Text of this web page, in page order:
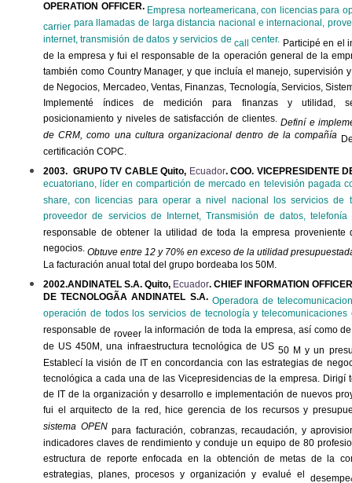
OPERATION OFFICER. Empresa norteamericana, con licencias para
carrier para llamadas de larga distancia nacional e internacional,
internet, transmisión de datos y servicios de call center. Participé en el
de la empresa y fui el responsable de la operación general de la
también como Country Manager, y que incluía el manejo, supervisión
de Negocios, Mercadeo, Ventas, Finanzas, Tecnología, Servicios,
Implementé índices de medición para finanzas y utilidad,
posicionamiento y niveles de satisfacción de clientes.Definí e
de CRM, como una cultura organizacional dentro de la compañía
certificación COPC.
2003. GRUPO TV CABLE Quito, Ecuador. COO. VICEPRESIDENTE
ecuatoriano, líder en compartición de mercado en televisión pagada
share, con licencias para operar a nivel nacional los servicios de
proveedor de servicios de Internet, Transmisión de datos,
responsable de obtener la utilidad de toda la empresa proveniente
negocios. Obtuve entre 12 y 70% en exceso de la utilidad
La facturación anual total del grupo bordeaba los 50M.
2002.ANDINATEL S.A. Quito, Ecuador. CHIEF INFORMATION
DE TECNOLOGÃA ANDINATEL S.A.Operadora de
operación de todos los servicios de tecnología y
responsable de roveerla información de toda la empresa, así como
de US 450M, una infraestructura tecnológica de US50 M y un
Establecí la visión de IT en concordancia con las estrategias de
tecnológica a cada una de las Vicepresidencias de la empresa. Dirigí
de IT de la organización y desarrollo e implementación de nuevos
fui el arquitecto de la red, hice gerencia de los recursos y
sistema OPENpara facturación, cobranzas, recaudación, y
indicadores claves de rendimiento y conduje un equipo de 80
estructura de reporte enfocada en la obtención de metas de la
estrategias, planes, procesos y organización y evalué el